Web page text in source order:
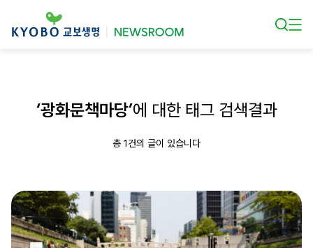
‘광화문책마당’에 대한 태그 검색결과
총 1건의 글이 있습니다